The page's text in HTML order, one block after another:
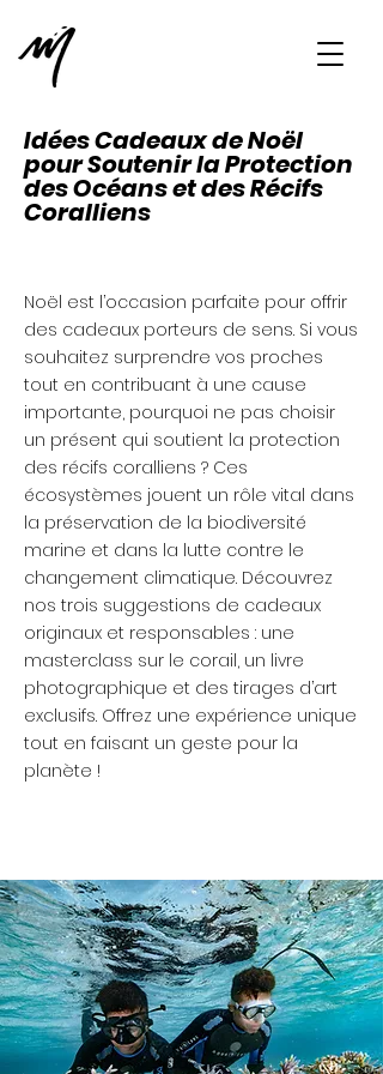
Idées Cadeaux de Noël
pour Soutenir la Protection
des Océans et des Récifs
Coralliens
Noël est l’occasion parfaite pour offrir
des cadeaux porteurs de sens. Si vous
souhaitez surprendre vos proches
tout en contribuant à une cause
importante, pourquoi ne pas choisir
un présent qui soutient la protection
des récifs coralliens ? Ces
écosystèmes jouent un rôle vital dans
la préservation de la biodiversité
marine et dans la lutte contre le
changement climatique. Découvrez
nos trois suggestions de cadeaux
originaux et responsables : une
masterclass sur le corail, un livre
photographique et des tirages d’art
exclusifs. Offrez une expérience unique
tout en faisant un geste pour la
planète !